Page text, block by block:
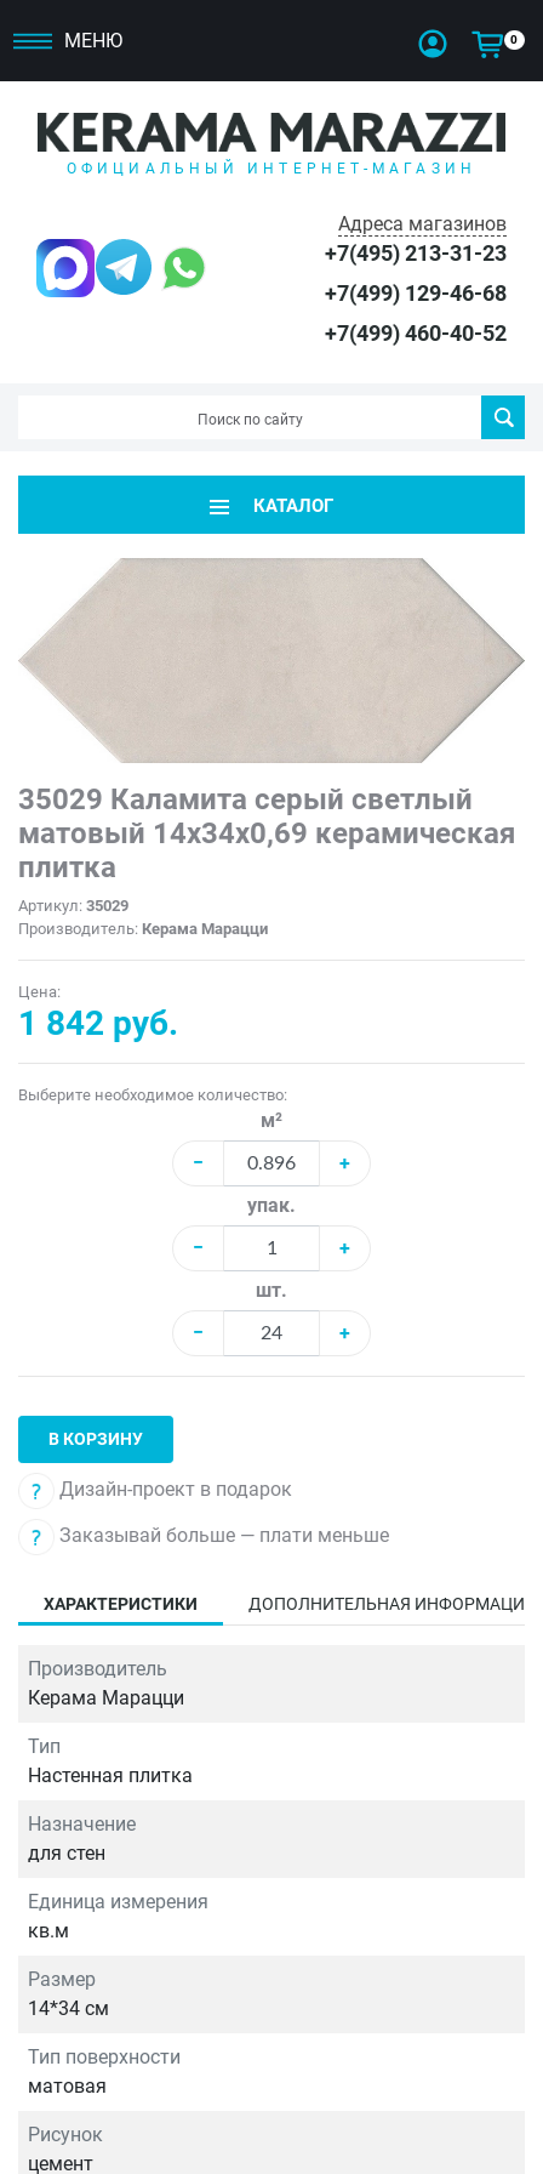
МЕНЮ 0
ОФИЦИАЛЬНЫЙ ИНТЕРНЕТ-МАГАЗИН
Адреса магазинов
+7(495) 213-31-23
+7(499) 129-46-68
+7(499) 460-40-52
КАТАЛОГ
35029 Каламита серый светлый
матовый 14x34x0,69 керамическая
плитка
Артикул: 35029
Производитель: Керама Марацци
Цена:
1 842 руб.
Выберите необходимое количество:
м²
−
+
упак.
−
+
шт.
−
+
В КОРЗИНУ
Дизайн-проект в подарок
Заказывай больше — плати меньше
ХАРАКТЕРИСТИКИ ДОПОЛНИТЕЛЬНАЯ ИНФОРМАЦИЯ
Производитель
Керама Марацци
Тип
Настенная плитка
Назначение
для стен
Единица измерения
кв.м
Размер
14*34 см
Тип поверхности
матовая
Рисунок
цемент